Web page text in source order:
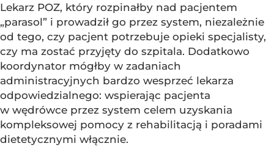
Lekarz POZ, który rozpinałby nad pacjentem
„parasol” i prowadził go przez system, niezależnie
od tego, czy pacjent potrzebuje opieki specjalisty,
czy ma zostać przyjęty do szpitala. Dodatkowo
koordynator mógłby w zadaniach
administracyjnych bardzo wesprzeć lekarza
odpowiedzialnego: wspierając pacjenta
w wędrówce przez system celem uzyskania
kompleksowej pomocy z rehabilitacją i poradami
dietetycznymi włącznie.